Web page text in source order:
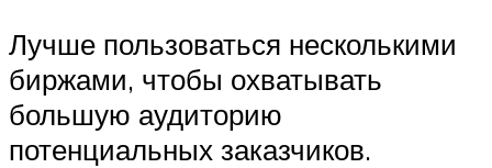
Лучше пользоваться несколькими
биржами, чтобы охватывать
большую аудиторию
потенциальных заказчиков.